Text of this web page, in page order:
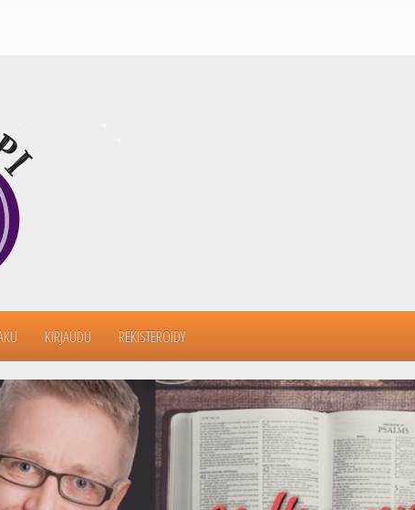
KIRJAUDU REKISTERÖIDY